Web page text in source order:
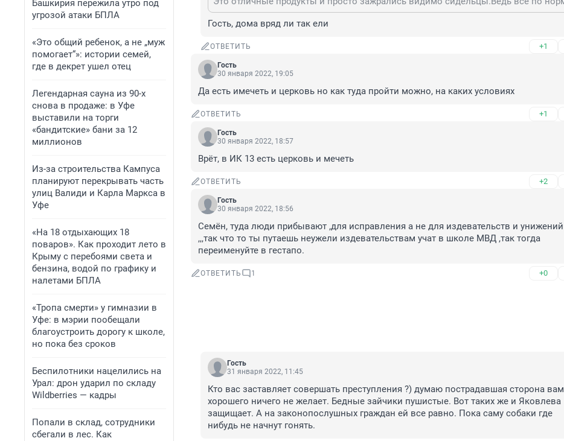
Башкирия пережила утро под
угрозой атаки БПЛА
«Это общий ребенок, а не „муж
помогает“»: истории семей,
где в декрет ушел отец
Легендарная сауна из 90-х
снова в продаже: в Уфе
выставили на торги
«бандитские» бани за 12
миллионов
Из-за строительства Кампуса
планируют перекрывать часть
улиц Валиди и Карла Маркса в
Уфе
«На 18 отдыхающих 18
поваров». Как проходит лето в
Крыму с перебоями света и
бензина, водой по графику и
налетами БПЛА
«Тропа смерти» у гимназии в
Уфе: в мэрии пообещали
благоустроить дорогу к школе,
но пока без сроков
Беспилотники нацелились на
Урал: дрон ударил по складу
Wildberries — кадры
Попали в склад, сотрудники
сбегали в лес. Как
Гость, дома вряд ли так ели
ОТВЕТИТЬ +1
Гость
30 января 2022, 19:05
Да есть имечеть и церковь но как туда пройти можно, на каких условиях
ОТВЕТИТЬ +1
Гость
30 января 2022, 18:57
Врёт, в ИК 13 есть церковь и мечеть
ОТВЕТИТЬ +2
Гость
30 января 2022, 18:56
Семён, туда люди прибывают ,для исправления а не для издевательств и унижений
,,,так что то ты путаешь неужели издевательствам учат в школе МВД ,так тогда
переименуйте в гестапо.
ОТВЕТИТЬ 1 +0
Гость
31 января 2022, 11:45
Кто вас заставляет совершать преступления ?) думаю пострадавшая сторона вам
хорошего ничего не желает. Бедные зайчики пушистые. Вот таких же и Яковлева
защищает. А на законопослушных граждан ей все равно. Пока саму собаки где
нибудь не начнут гонять.